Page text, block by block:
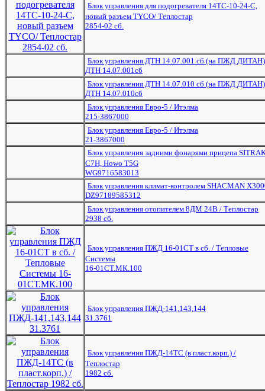
Блок управления для подогревателя 14ТС-10-24-С,
новый разъем TYCO/ Теплостар
2854-02 сб.
Блок управления ДТН 14.07.001 сб (на ПЖД ДИТАН)
ДТН 14.07.001сб
Блок управления ДТН 14.07.010 сб (на ПЖД ДИТАН)
ДТН 14.07.010сб
Блок управления Евро-5 / Итэлма
215-3867000
Блок управления Евро-5 / Итэлма
21-3867000
Блок управления задними фонарями прицепа
C7H, Howo T5G
WG9716583013
Блок управления климат-контролем SHACMAN
DZ97189585312
Блок управления отопителем 8ДМ 24В / Теплостар
2938 сб.
Блок управления ПЖД 16-01СТ в сб. / Тепловые
Системы
16-01СТ.МК.100
Блок управления ПЖД-141,143,144
31.3761
Блок управления ПЖД-14ТС (в пласт.корп.) /
Теплостар
1982 сб.